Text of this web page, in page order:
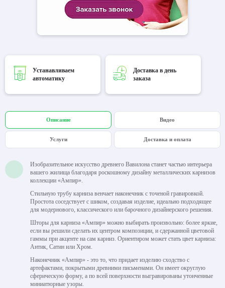
Устанавливаем
автоматику
Доставка в день
заказа
Описание Видео
Услуги Доставка и оплата
Изобразительное искусство древнего Вавилона станет частью интерьера
вашего жилища благодаря роскошному дизайну металлических карнизов
коллекции «Ампир».
Стильную трубу карниза венчает наконечник с точеной гравировкой.
Простота соседствует с шиком, создавая изделие, идеально подходящее
для модернового, классического или барочного дизайнерского решения.
Шторы для карниза «Ампир» можно выбирать произвольно: более яркие,
если вы решили сделать их центром композиции, и сдержанной цветовой
гаммы при акценте на сам карниз. Ориентиром может стать цвет карниза:
Антик, Сатин или Хром.
Наконечник «Ампир» - это то, что придает изделию сходство с
артефактами, покрытыми древними письменами. Он имеет округлую
сферическую форму, а по всей поверхности выгравированы утонченные
миниатюрные узоры.